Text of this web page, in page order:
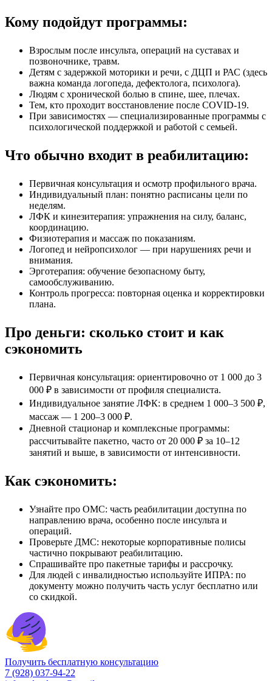
Кому подойдут программы:
Взрослым после инсульта, операций на суставах и
позвоночнике, травм.
Детям с задержкой моторики и речи, с ДЦП и РАС (здесь
важна команда логопеда, дефектолога, психолога).
Людям с хронической болью в спине, шее, плечах.
Тем, кто проходит восстановление после COVID-19.
При зависимостях — специализированные программы с
психологической поддержкой и работой с семьей.
Что обычно входит в реабилитацию:
Первичная консультация и осмотр профильного врача.
Индивидуальный план: понятно расписаны цели по
неделям.
ЛФК и кинезитерапия: упражнения на силу, баланс,
координацию.
Физиотерапия и массаж по показаниям.
Логопед и нейропсихолог — при нарушениях речи и
внимания.
Эрготерапия: обучение безопасному быту,
самообслуживанию.
Контроль прогресса: повторная оценка и корректировки
плана.
Про деньги: сколько стоит и как
сэкономить
Первичная консультация: ориентировочно от 1 000 до 3
000 ₽ в зависимости от профиля специалиста.
Индивидуальное занятие ЛФК: в среднем 1 000–3 500 ₽,
массаж — 1 200–3 000 ₽.
Дневной стационар и комплексные программы:
рассчитывайте пакетно, часто от 20 000 ₽ за 10–12
занятий и выше, в зависимости от интенсивности.
Как сэкономить:
Узнайте про ОМС: часть реабилитации доступна по
направлению врача, особенно после инсульта и
операций.
Проверьте ДМС: некоторые корпоративные полисы
частично покрывают реабилитацию.
Спрашивайте про пакетные тарифы и рассрочку.
Для людей с инвалидностью используйте ИПРА: по
документу можно получить часть услуг бесплатно или
со скидкой.
Получить бесплатную консультацию
7 (928) 037-94-22